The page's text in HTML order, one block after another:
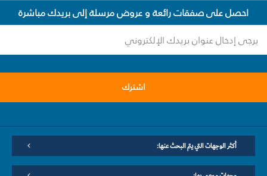
احصل على صفقات رائعة و عروض مرسلة إلى بريدك مباشرة
اشترك
أكثر الوجهات التي يتم البحث عنها: